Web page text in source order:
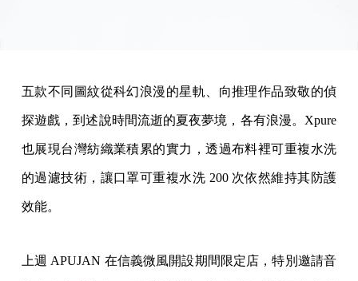
五款不同圖紋從科幻浪漫的星軌、向推理作品致敬的偵
探遊戲，到述說時間流逝的夏夜夢境，各有浪漫。Xpure
也展現台灣紡織業積累的實力，透過布料裡可重複水洗
的過濾技術，讓口罩可重複水洗 200 次依然維持其防護
效能。
上週 APUJAN 在信義微風開設期間限定店，特別邀請音